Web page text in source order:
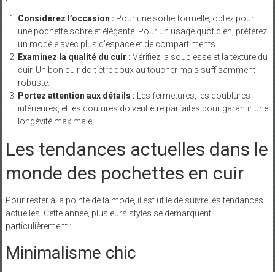
Considérez l’occasion : Pour une sortie formelle, optez pour
une pochette sobre et élégante. Pour un usage quotidien, préférez
un modèle avec plus d’espace et de compartiments.
Examinez la qualité du cuir : Vérifiez la souplesse et la texture du
cuir. Un bon cuir doit être doux au toucher mais suffisamment
robuste.
Portez attention aux détails : Les fermetures, les doublures
intérieures, et les coutures doivent être parfaites pour garantir une
longévité maximale.
Les tendances actuelles dans le
monde des pochettes en cuir
Pour rester à la pointe de la mode, il est utile de suivre les tendances
actuelles. Cette année, plusieurs styles se démarquent
particulièrement :
Minimalisme chic